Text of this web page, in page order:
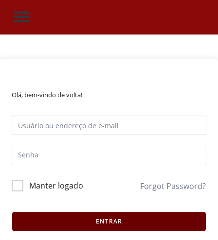
Olá, bem-vindo de volta!
Manter logado Forgot Password?
ENTRAR